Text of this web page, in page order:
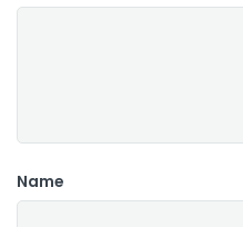
Name